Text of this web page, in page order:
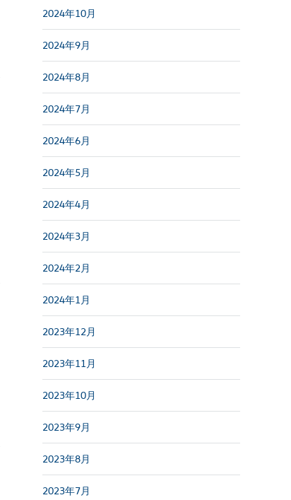
2024年10月
2024年9月
2024年8月
2024年7月
2024年6月
2024年5月
2024年4月
2024年3月
2024年2月
2024年1月
2023年12月
2023年11月
2023年10月
2023年9月
2023年8月
2023年7月